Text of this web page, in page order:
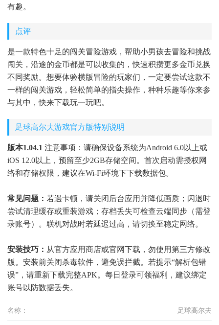
有趣。
点评
是一款特色十足的闯关冒险游戏，帮助小男孩去冒险和挑战
闯关，沿途的金币都是可以收集的，快速积攒更多金币兑换
不同奖励。想要体验横版冒险的玩家们，一定要尝试这款不
一样的闯关游戏，轻松简单的指尖操作，种种乐趣等你来参
与其中，快来下载玩一玩吧。
足球高尔夫游戏官方版特别说明
版本1.04.1 注意事项：请确保设备系统为Android 6.0以上或
iOS 12.0以上，预留至少2GB存储空间。首次启动需授权网
络和存储权限，建议在Wi-Fi环境下下载数据包。
常见问题： 若遇卡顿，请关闭后台应用并降低画质；闪退时
尝试清理缓存或重装游戏；存档丢失可检查云端同步（需登
录账号）。联机对战时若延迟过高，请切换至稳定网络。
安装技巧： 从官方应用商店或官网下载，勿使用第三方修改
版。安装前关闭杀毒软件，避免误拦截。若提示“解析包错
误”，请重新下载完整APK。每日登录可领福利，建议绑定
账号以防数据丢失。
名称： 足球高尔夫